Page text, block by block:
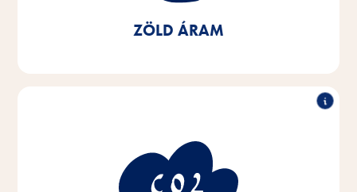
ZÖLD ÁRAM
50%-kal kevesebb CO2-fogyasztás
A zöldáram használatával, a helyi fűtési
rendszerekre és kondenzációs kazánokra való